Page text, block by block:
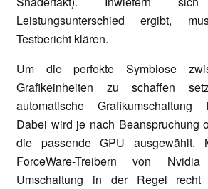
Leistungsunterschied ergibt,
Testbericht klären.
Um die perfekte Symbiose
Grafikeinheiten zu schaffen
automatische Grafikumschaltung
Dabei wird je nach Beanspruchung
die passende GPU ausgewählt.
ForceWare-Treibern von
Umschaltung in der Regel recht